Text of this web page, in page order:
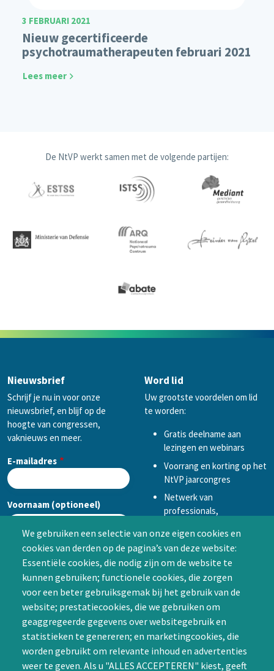
We gebruiken een selectie van onze eigen cookies en
cookies van derden op de pagina’s van deze website:
Essentiële cookies, die nodig zijn om de website te
kunnen gebruiken; functionele cookies, die zorgen
voor een beter gebruiksgemak bij het gebruik van de
website; prestatiecookies, die we gebruiken om
geaggregeerde gegevens over websitegebruik en
statistieken te genereren; en marketingcookies, die
worden gebruikt om relevante inhoud en advertenties
weer te geven. Als u "ALLES ACCEPTEREN" kiest, geeft
3 FEBRUARI 2021
Nieuw gecertificeerde
psychotraumatherapeuten februari 2021
Lees meer
De NtVP werkt samen met de volgende partijen:
Nieuwsbrief
Schrijf je nu in voor onze
nieuwsbrief, en blijf op de
hoogte van congressen,
vaknieuws en meer.
E-mailadres
Voornaam (optioneel)
Achternaam (optioneel)
CAPTCHA
Word lid
Uw grootste voordelen om lid
te worden:
Gratis deelname aan
lezingen en webinars
Voorrang en korting op het
NtVP jaarcongres
Netwerk van
professionals,
samenwerken in een van
de Special Interest
Groepen (SIG’s) of zelf een
SIG initiëren
Word lid